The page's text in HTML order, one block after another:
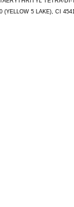
5 LAKE), CI